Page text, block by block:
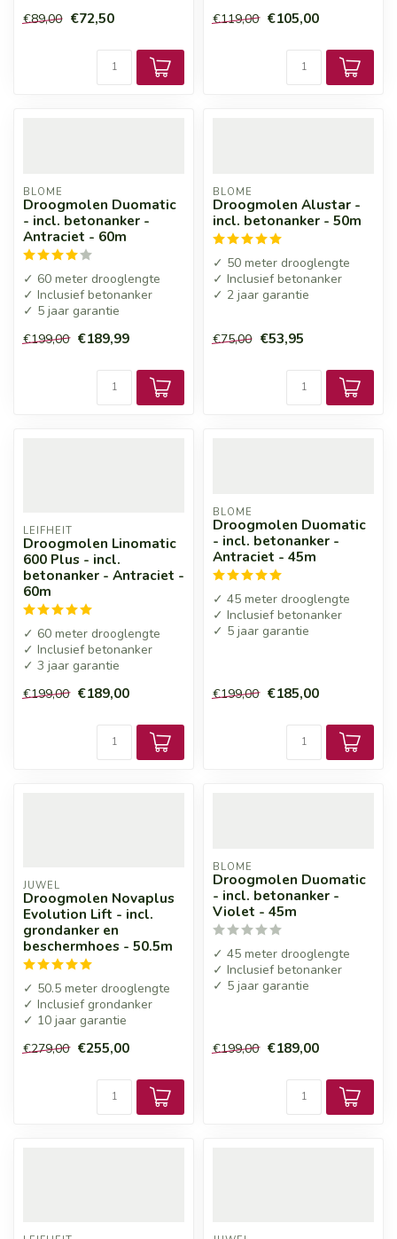
€89,00 €72,50
€119,00 €105,00
BLOME
Droogmolen Duomatic
- incl. betonanker -
Antraciet - 60m
✓ 60 meter drooglengte
✓ Inclusief betonanker
✓ 5 jaar garantie
€199,00 €189,99
BLOME
Droogmolen Alustar -
incl. betonanker - 50m
✓ 50 meter drooglengte
✓ Inclusief betonanker
✓ 2 jaar garantie
€75,00 €53,95
LEIFHEIT
Droogmolen Linomatic
600 Plus - incl.
betonanker - Antraciet -
60m
✓ 60 meter drooglengte
✓ Inclusief betonanker
✓ 3 jaar garantie
€199,00 €189,00
BLOME
Droogmolen Duomatic
- incl. betonanker -
Antraciet - 45m
✓ 45 meter drooglengte
✓ Inclusief betonanker
✓ 5 jaar garantie
€199,00 €185,00
JUWEL
Droogmolen Novaplus
Evolution Lift - incl.
grondanker en
beschermhoes - 50.5m
✓ 50.5 meter drooglengte
✓ Inclusief grondanker
✓ 10 jaar garantie
€279,00 €255,00
BLOME
Droogmolen Duomatic
- incl. betonanker -
Violet - 45m
✓ 45 meter drooglengte
✓ Inclusief betonanker
✓ 5 jaar garantie
€199,00 €189,00